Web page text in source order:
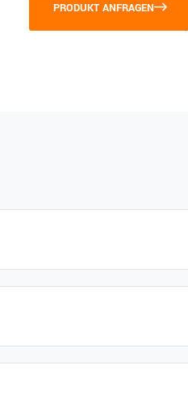
PRODUKT ANFRAGEN